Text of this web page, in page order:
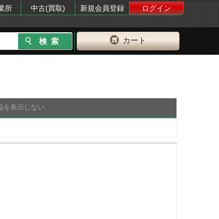
所 中古(買取) 新規会員登録
ログイン
カート
を表示しない